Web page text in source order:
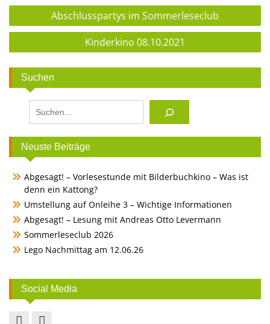
Beitragsnavigation
Abschlusspartys im Sommerleseclub
Kinderkino 08.10.2021
Suchen
Neuste Beiträge
Abgesagt! – Vorlesestunde mit Bilderbuchkino – Was ist
denn ein Kattong?
Umstellung auf Onleihe 3 – Wichtige Informationen
Abgesagt! – Lesung mit Andreas Otto Levermann
Sommerleseclub 2026
Lego Nachmittag am 12.06.26
Social Media